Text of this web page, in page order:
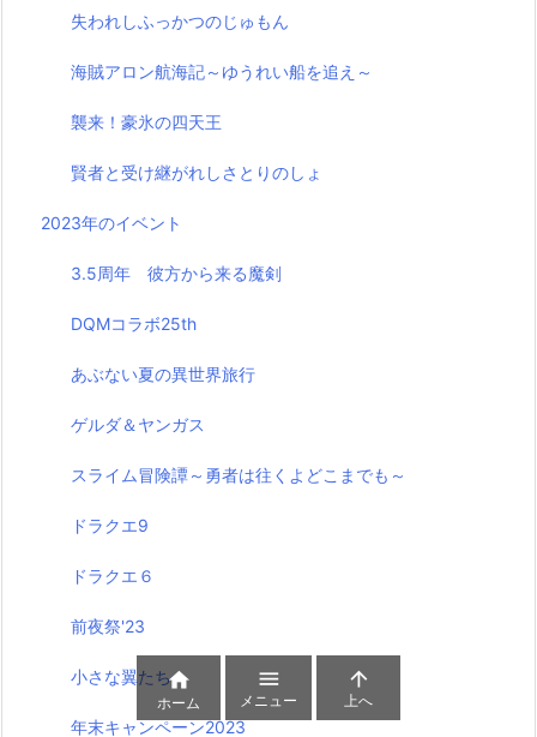
失われしふっかつのじゅもん
海賊アロン航海記～ゆうれい船を追え～
襲来！豪氷の四天王
賢者と受け継がれしさとりのしょ
2023年のイベント
3.5周年 彼方から来る魔剣
DQMコラボ25th
あぶない夏の異世界旅行
ゲルダ＆ヤンガス
スライム冒険譚～勇者は往くよどこまでも～
ドラクエ9
ドラクエ６
前夜祭'23
小さな翼たち
年末キャンペーン2023

ホーム

メニュー

上へ